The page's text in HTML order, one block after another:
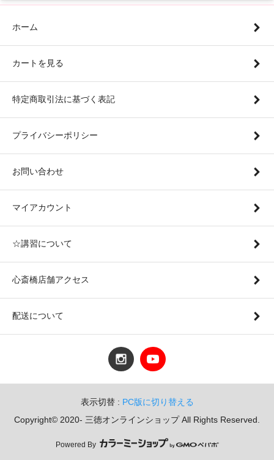
ホーム
カートを見る
特定商取引法に基づく表記
プライバシーポリシー
お問い合わせ
マイアカウント
☆講習について
心斎橋店舗アクセス
配送について
表示切替 : PC版に切り替える
Copyright© 2020- 三徳オンラインショップ All Rights Reserved.
Powered By